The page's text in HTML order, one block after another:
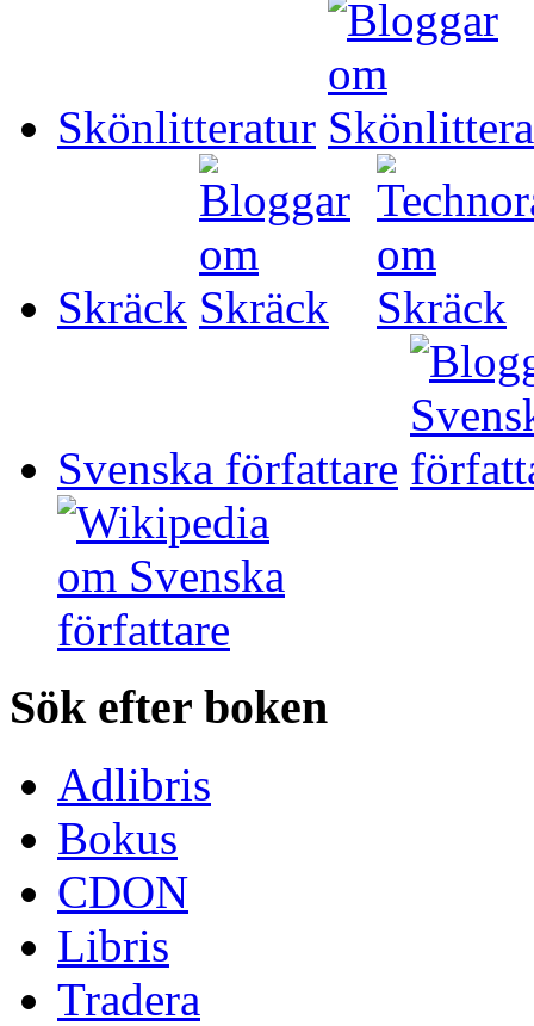
Skönlitteratur
Skräck
Svenska författare
Sök efter boken
Adlibris
Bokus
CDON
Libris
Tradera